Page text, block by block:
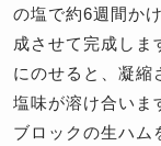
の塩で約6週間か
成させて完成しま
にのせると、凝縮
塩味が溶け合いま
ブロックの生ハム